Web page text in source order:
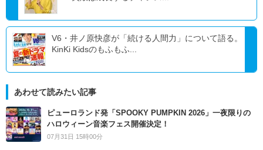
V6・井ノ原快彦が「続ける人間力」について語る。
KinKi Kidsのもふもふ...
あわせて読みたい記事
ピューロランド発「SPOOKY PUMPKIN 2026」一夜限りの
ハロウィーン音楽フェス開催決定！
07月31日 15時00分